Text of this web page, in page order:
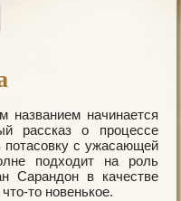
названием начинается
рассказ о процессе
потасовку с ужасающей
подходит на роль
Сарандон в качестве
то новенькое.